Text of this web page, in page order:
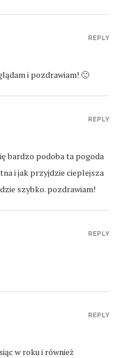
i pozdrawiam! 🙂
REPLY
bardzo podoba ta pogoda
i jak przyjdzie cieplejsza
szybko. pozdrawiam!
REPLY
REPLY
w roku i również
REPLY